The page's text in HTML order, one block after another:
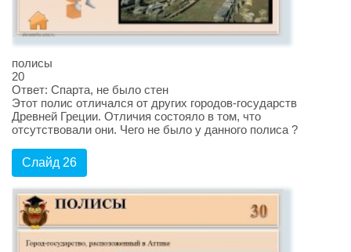
полисы
20
Ответ: Спарта, не было стен
Этот полис отличался от других городов-государств
Древней Греции. Отличия состояло в том, что
отсутствовали они. Чего не было у данного полиса ?
Слайд 26